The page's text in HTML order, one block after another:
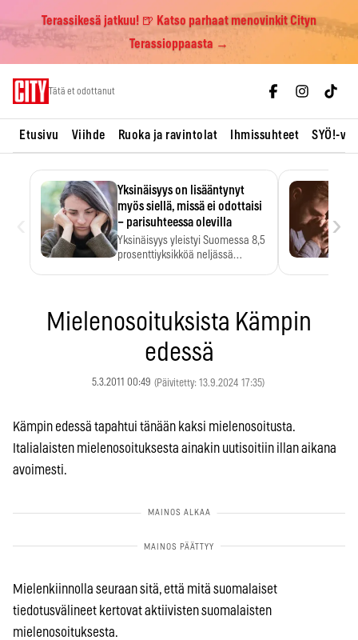
Terassikesä jatkuu! 🍺 Katso parhaat menovinkit Cityn
Terassioppaasta →
Tätä et odottanut
Etusivu Viihde Ruoka ja ravintolat Ihmissuhteet SYÖ!-
Yksinäisyys on lisääntynyt
myös siellä, missä ei odottaisi
– parisuhteessa olevilla
Yksinäisyys yleistyi Suomessa 8,5
prosenttiyksikköä neljässä
›
Mielenosoituksista Kämpin
edessä
5.3.2011 00:49 (Päivitetty: 13.9.2024 17:35)
Kämpin edessä tapahtui tänään kaksi mielenosoitusta.
Italialaisten mielenosoituksesta ainakin uutisoitiin illan aikana
avoimesti.
Mielenkiinnolla seuraan sitä, että mitä suomalaiset
tiedotusvälineet kertovat aktiivisten suomalaisten
mielenosoituksesta.